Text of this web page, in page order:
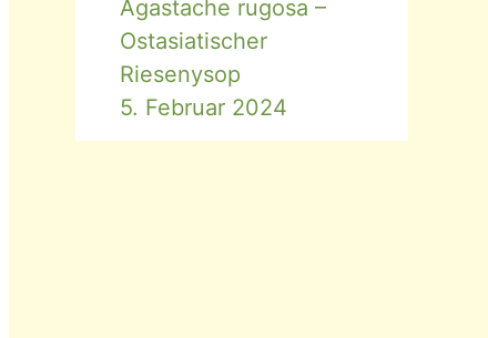
Agastache rugosa –
Ostasiatischer
Riesenysop
5. Februar 2024